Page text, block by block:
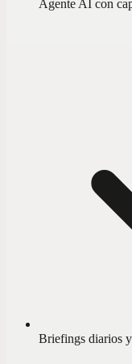
Agente AI con
Briefings diarios